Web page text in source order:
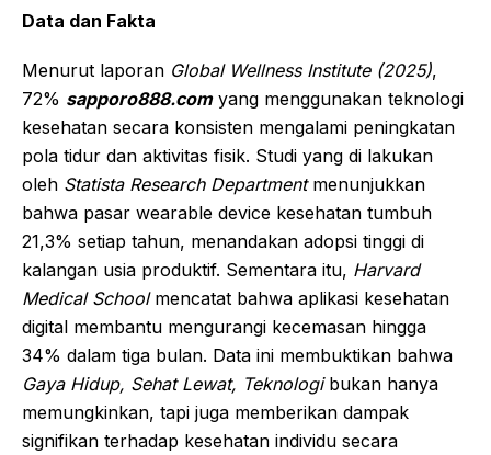
Data dan Fakta
Menurut laporan Global Wellness Institute (2025),
72% sapporo888.comyang menggunakan teknologi
kesehatan secara konsisten mengalami peningkatan
pola tidur dan aktivitas fisik. Studi yang di lakukan
oleh Statista Research Departmentmenunjukkan
bahwa pasar wearable device kesehatan tumbuh
21,3% setiap tahun, menandakan adopsi tinggi di
kalangan usia produktif. Sementara itu, Harvard
Medical Schoolmencatat bahwa aplikasi kesehatan
digital membantu mengurangi kecemasan hingga
34% dalam tiga bulan. Data ini membuktikan bahwa
Gaya Hidup, Sehat Lewat, Teknologibukan hanya
memungkinkan, tapi juga memberikan dampak
signifikan terhadap kesehatan individu secara